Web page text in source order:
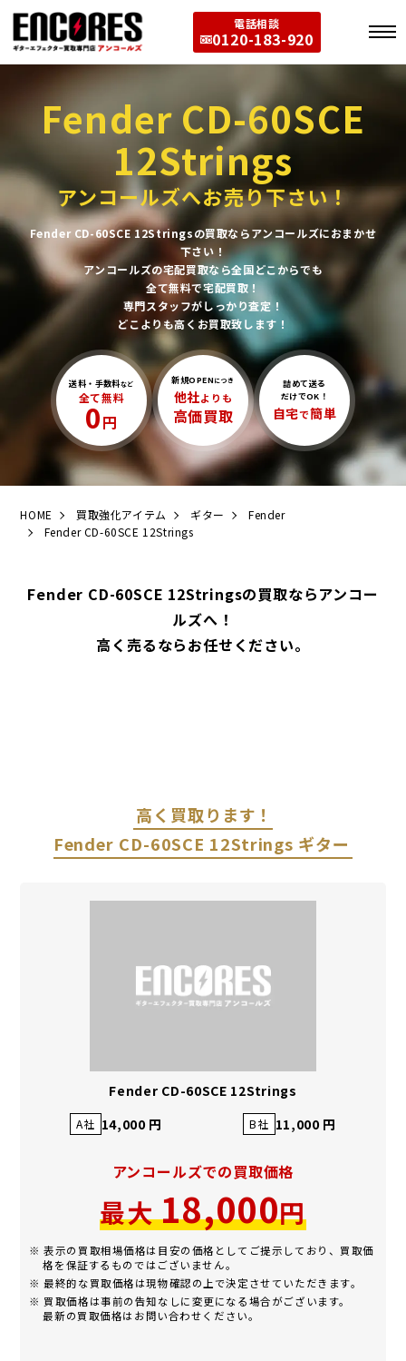
電話相談
0120-183-920
Fender CD-60SCE
12Strings
アンコールズへお売り下さい！
Fender CD-60SCE 12Stringsの買取ならアンコールズにおまかせ
下さい！
アンコールズの宅配買取なら全国どこからでも
全て無料で宅配買取！
専門スタッフがしっかり査定！
どこよりも高くお買取致します！
送料・手数料など
全て無料
0円
新規OPEN につき
他社よりも
高価買取
詰めて送る
だけでOK！
自宅で簡単
HOME 買取強化アイテム ギター
Fender
Fender CD-60SCE 12Strings
Fender CD-60SCE 12Stringsの買取ならアンコー
ルズへ！
高く売るならお任せください。
高く買取ります！
Fender CD-60SCE 12Strings ギター
Fender CD-60SCE 12Strings
A社 14,000 円 B社 11,000 円
アンコールズでの買取価格
最大18,000円
※ 表示の買取相場価格は目安の価格としてご提示しており、買取価
格を保証するものではございません。
※ 最終的な買取価格は現物確認の上で決定させていただきます。
※ 買取価格は事前の告知なしに変更になる場合がございます。
最新の買取価格はお問い合わせください。